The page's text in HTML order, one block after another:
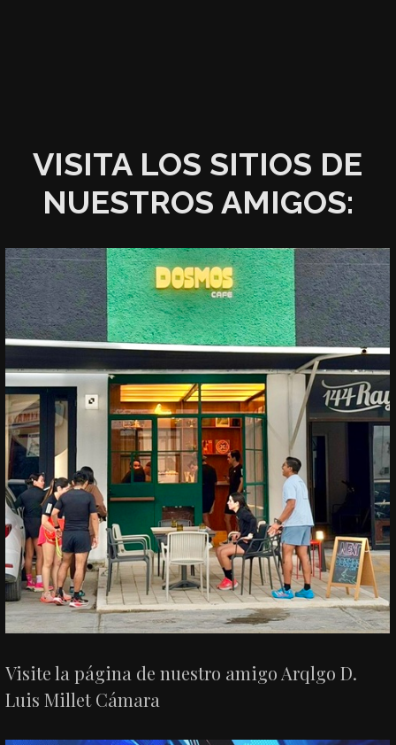
VISITA LOS SITIOS DE
NUESTROS AMIGOS:
Visite la página de nuestro amigo Arqlgo D.
Luis Millet Cámara